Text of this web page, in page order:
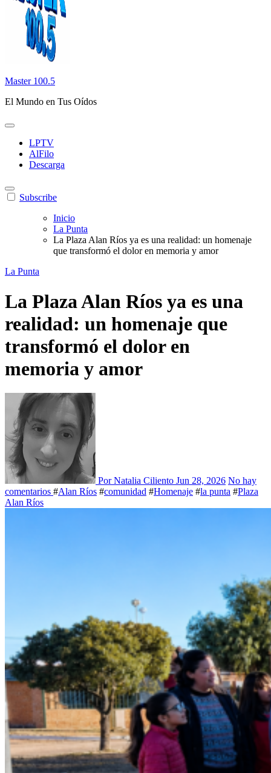
Master 100.5
El Mundo en Tus Oídos
LPTV
AlFilo
Descarga
Subscribe
Inicio
La Punta
La Plaza Alan Ríos ya es una realidad: un homenaje
que transformó el dolor en memoria y amor
La Punta
La Plaza Alan Ríos ya es una
realidad: un homenaje que
transformó el dolor en
memoria y amor
Por Natalia Ciliento Jun 28, 2026 No hay
comentarios #Alan Ríos #comunidad #Homenaje #la punta #Plaza
Alan Ríos